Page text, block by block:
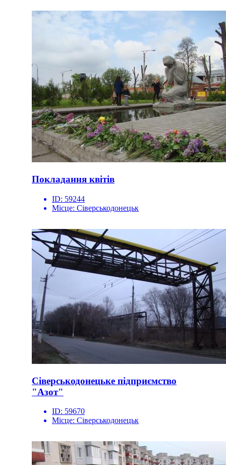
Покладання квітів
ID: 59244
Місце: Сіверськодонецьк
Сіверськодонецьке підприємство
"Азот"
ID: 59670
Місце: Сіверськодонецьк